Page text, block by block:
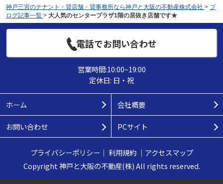
神戸三宮のテナント・貸店舗・貸事務所なら神戸と大阪の不動産株式会社 > ブ
ログ記事一覧 > 大人気のセンタープラザ1階の居抜き店舗です★
電話でお問い合わせ
営業時間:10:00~19:00
定休日: 日・祝
ホーム 会社概要
お問い合わせ PCサイト
プライバシーポリシー ｜ 利用規約｜ アクセスマップ
Copyright 神戸と大阪の不動産(株) All rights reserved.